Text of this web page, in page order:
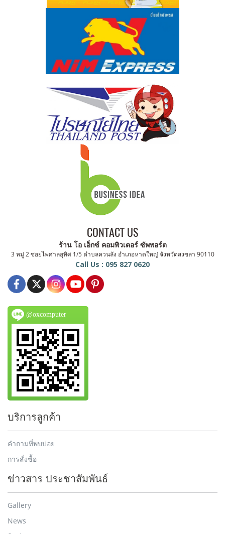
CONTACT US
ร้าน โอ เอ็กซ์ คอมพิวเตอร์ ซัพพอร์ต
3 หมู่ 2 ซอยไพศาลอุทิศ 1/5 ตำบลควนลัง อำเภอหาดใหญ่ จังหวัดสงขลา 90110
Call Us : 095 827 0620
@oxcomputer
บริการลูกค้า
คำถามที่พบบ่อย
การสั่งซื้อ
ข่าวสาร ประชาสัมพันธ์
Gallery
News